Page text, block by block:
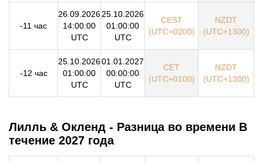
-11 час
26.09.2026
14:00:00
UTC
25.10.2026
01:00:00
UTC
CEST
(UTC+0200)
NZDT
(UTC+1300)
-12 час
25.10.2026
01:00:00
UTC
01.01.2027
00:00:00
UTC
CET
(UTC+0100)
NZDT
(UTC+1300)
Лилль & Окленд - Разница во времени В
течение 2027 года